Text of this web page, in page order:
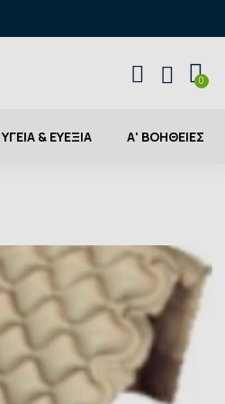
ΥΓΕΙΑ & ΕΥΕΞΙΑ Α' ΒΟΗΘΕΙΕΣ